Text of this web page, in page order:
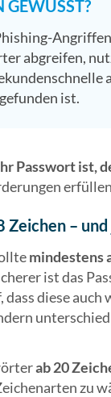
GEWUSST?
abgreifen,
ist.
Passwort ist,
Zeichen –
mindestens
ist das
dass diese
ab 20
zu